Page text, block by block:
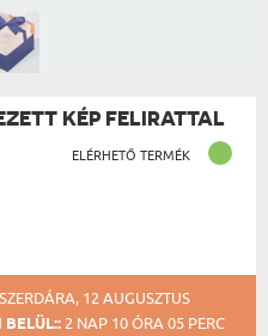
KÉP FELIRATTAL
ELÉRHETŐ TERMÉK
SZERDÁRA, 12 AUGUSZTUS
2 NAP 10 ÓRA 05 PERC